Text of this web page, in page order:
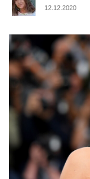
12.12.2020